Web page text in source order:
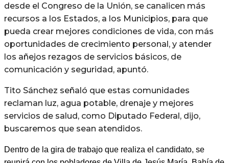
desde el Congreso de la Unión, se canalicen más
recursos a los Estados, a los Municipios, para que
pueda crear mejores condiciones de vida, con más
oportunidades de crecimiento personal, y atender
los añejos rezagos de servicios básicos, de
comunicación y seguridad, apuntó.
Tito Sánchez señaló que estas comunidades
reclaman luz, agua potable, drenaje y mejores
servicios de salud, como Diputado Federal, dijo,
buscaremos que sean atendidos.
Dentro de la gira de trabajo que realiza el candidato, se